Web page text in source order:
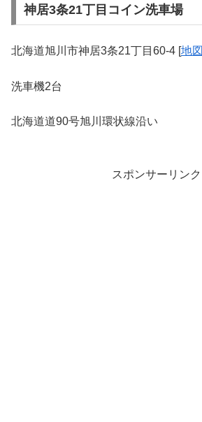
神居3条21丁目コイン洗車場
北海道旭川市神居3条21丁目60-4 [地図
洗車機2台
北海道道90号旭川環状線沿い
スポンサーリンク